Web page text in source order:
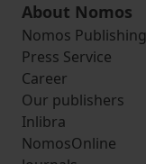
About Nomos
Nomos Publishing
Press Service
Career
Our publishers
Inlibra
NomosOnline